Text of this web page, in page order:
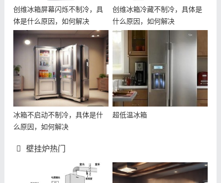
创维冰箱屏幕闪烁不制冷，具
体是什么原因，如何解决
创维冰箱冷藏不制冷，具体是
什么原因，如何解决
冰箱不启动不制冷，具体是什
么原因，如何解决
超低温冰箱
壁挂炉热门